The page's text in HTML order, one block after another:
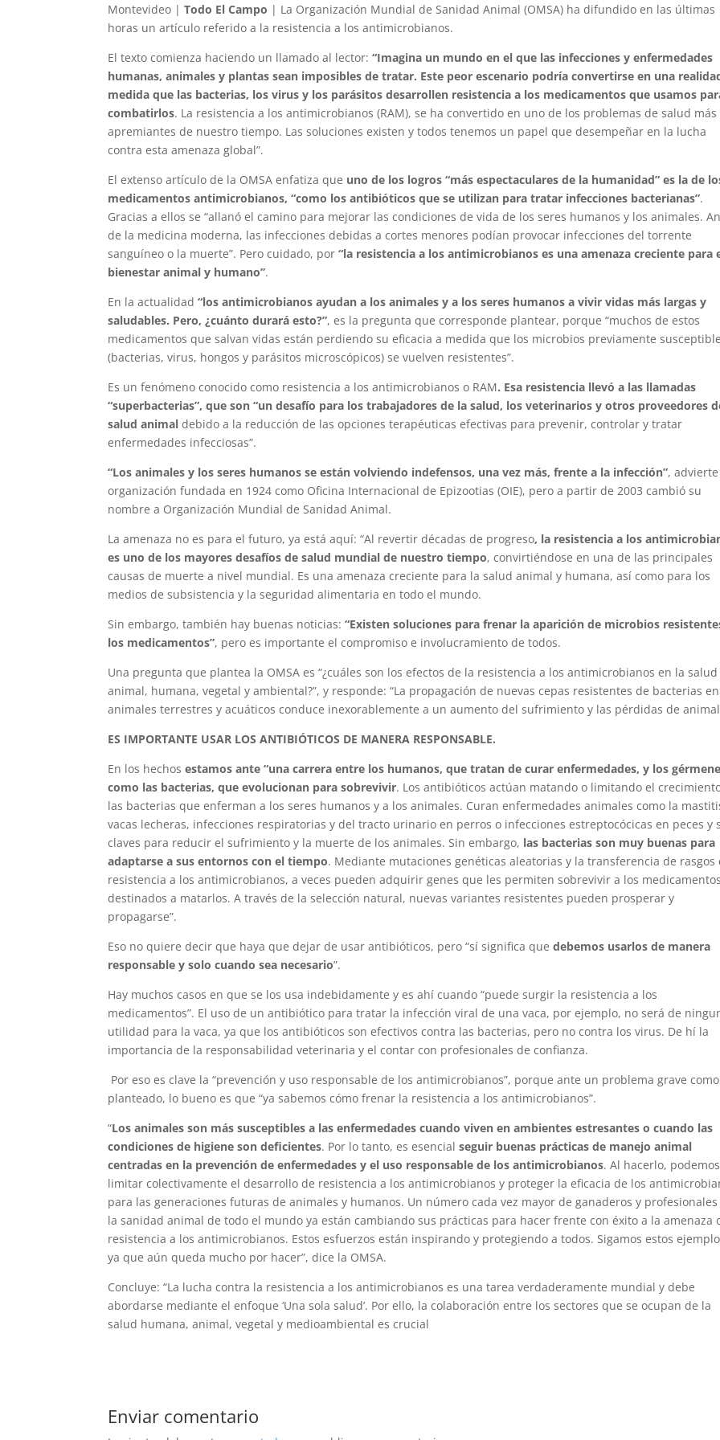
Montevideo |Todo El Campo | La Organización Mundial de Sanidad Animal (OMSA) ha difundido en las últimas
horas un artículo referido a la resistencia a los antimicrobianos.
El texto comienza haciendo un llamado al lector:“Imagina un mundo en el que las infecciones y enfermedades
humanas, animales y plantas sean imposibles de tratar. Este peor escenario podría convertirse en una
medida que las bacterias, los virus y los parásitos desarrollen resistencia a los medicamentos que usamos
combatirlos. La resistencia a los antimicrobianos (RAM), se ha convertido en uno de los problemas de salud más
apremiantes de nuestro tiempo. Las soluciones existen y todos tenemos un papel que desempeñar en la lucha
contra esta amenaza global”.
El extenso artículo de la OMSA enfatiza que uno de los logros “más espectaculares de la humanidad” es la de
medicamentos antimicrobianos, “como los antibióticos que se utilizan para tratar infecciones bacterianas”.
Gracias a ellos se “allanó el camino para mejorar las condiciones de vida de los seres humanos y los animales.
de la medicina moderna, las infecciones debidas a cortes menores podían provocar infecciones del torrente
sanguíneo o la muerte”. Pero cuidado, por“la resistencia a los antimicrobianos es una amenaza creciente para
bienestar animal y humano”.
En la actualidad“los antimicrobianos ayudan a los animales y a los seres humanos a vivir vidas más largas y
saludables. Pero, ¿cuánto durará esto?”, es la pregunta que corresponde plantear, porque “muchos de estos
medicamentos que salvan vidas están perdiendo su eficacia a medida que los microbios previamente
(bacterias, virus, hongos y parásitos microscópicos) se vuelven resistentes”.
Es un fenómeno conocido como resistencia a los antimicrobianos o RAM. Esa resistencia llevó a las llamadas
“superbacterias”, que son “un desafío para los trabajadores de la salud, los veterinarios y otros proveedores
salud animal debido a la reducción de las opciones terapéuticas efectivas para prevenir, controlar y tratar
enfermedades infecciosas”.
“Los animales y los seres humanos se están volviendo indefensos, una vez más, frente a la infección”,
organización fundada en 1924 como Oficina Internacional de Epizootias (OIE), pero a partir de 2003 cambió su
nombre a Organización Mundial de Sanidad Animal.
La amenaza no es para el futuro, ya está aquí: “Al revertir décadas de progreso, la resistencia a los
es uno de los mayores desafíos de salud mundial de nuestro tiempo, convirtiéndose en una de las principales
causas de muerte a nivel mundial. Es una amenaza creciente para la salud animal y humana, así como para los
medios de subsistencia y la seguridad alimentaria en todo el mundo.
Sin embargo, también hay buenas noticias:“Existen soluciones para frenar la aparición de microbios
los medicamentos”, pero es importante el compromiso e involucramiento de todos.
Una pregunta que plantea la OMSA es “¿cuáles son los efectos de la resistencia a los antimicrobianos en la salud
animal, humana, vegetal y ambiental?”, y responde: “La propagación de nuevas cepas resistentes de bacterias en
animales terrestres y acuáticos conduce inexorablemente a un aumento del sufrimiento y las pérdidas de
ES IMPORTANTE USAR LOS ANTIBIÓTICOS DE MANERA RESPONSABLE.
En los hechosestamos ante “una carrera entre los humanos, que tratan de curar enfermedades, y los
como las bacterias, que evolucionan para sobrevivir. Los antibióticos actúan matando o limitando el
las bacterias que enferman a los seres humanos y a los animales. Curan enfermedades animales como la
vacas lecheras, infecciones respiratorias y del tracto urinario en perros o infecciones estreptocócicas en peces y
claves para reducir el sufrimiento y la muerte de los animales. Sin embargo, las bacterias son muy buenas para
adaptarse a sus entornos con el tiempo. Mediante mutaciones genéticas aleatorias y la transferencia de rasgos
resistencia a los antimicrobianos, a veces pueden adquirir genes que les permiten sobrevivir a los medicamentos
destinados a matarlos. A través de la selección natural, nuevas variantes resistentes pueden prosperar y
propagarse”.
Eso no quiere decir que haya que dejar de usar antibióticos, pero “sí significa quedebemos usarlos de manera
responsable y solo cuando sea necesario”.
Hay muchos casos en que se los usa indebidamente y es ahí cuando “puede surgir la resistencia a los
medicamentos”. El uso de un antibiótico para tratar la infección viral de una vaca, por ejemplo, no será de
utilidad para la vaca, ya que los antibióticos son efectivos contra las bacterias, pero no contra los virus. De hí la
importancia de la responsabilidad veterinaria y el contar con profesionales de confianza.
Por eso es clave la “prevención y uso responsable de los antimicrobianos”, porque ante un problema grave
planteado, lo bueno es que “ya sabemos cómo frenar la resistencia a los antimicrobianos”.
“Los animales son más susceptibles a las enfermedades cuando viven en ambientes estresantes o cuando las
condiciones de higiene son deficientes. Por lo tanto, es esencialseguir buenas prácticas de manejo animal
centradas en la prevención de enfermedades y el uso responsable de los antimicrobianos. Al hacerlo, podemos
limitar colectivamente el desarrollo de resistencia a los antimicrobianos y proteger la eficacia de los
para las generaciones futuras de animales y humanos. Un número cada vez mayor de ganaderos y profesionales
la sanidad animal de todo el mundo ya están cambiando sus prácticas para hacer frente con éxito a la amenaza
resistencia a los antimicrobianos. Estos esfuerzos están inspirando y protegiendo a todos. Sigamos estos
ya que aún queda mucho por hacer”, dice la OMSA.
Concluye: “La lucha contra la resistencia a los antimicrobianos es una tarea verdaderamente mundial y debe
abordarse mediante el enfoque ‘Una sola salud’. Por ello, la colaboración entre los sectores que se ocupan de la
salud humana, animal, vegetal y medioambiental es crucial
Enviar comentario